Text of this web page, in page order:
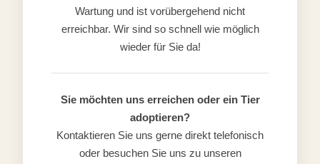
Wartung und ist vorübergehend nicht
erreichbar. Wir sind so schnell wie möglich
wieder für Sie da!
Sie möchten uns erreichen oder ein Tier
adoptieren?
Kontaktieren Sie uns gerne direkt telefonisch
oder besuchen Sie uns zu unseren